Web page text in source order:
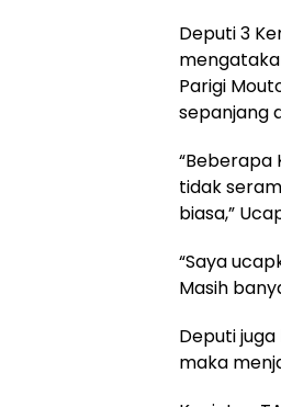
Deputi 3
Parigi
sepanjang
“Beberapa
tidak
biasa,”
“Saya
Masih
Deputi
maka